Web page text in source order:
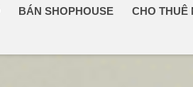
BÁN SHOPHOUSE CHO THUÊ